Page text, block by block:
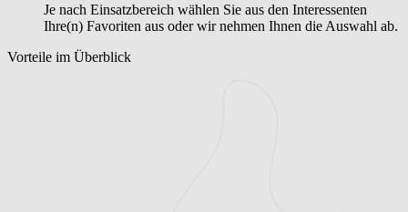
Je nach Einsatzbereich wählen Sie aus den Interessenten
Ihre(n) Favoriten aus oder wir nehmen Ihnen die Auswahl ab.
Vorteile im Überblick